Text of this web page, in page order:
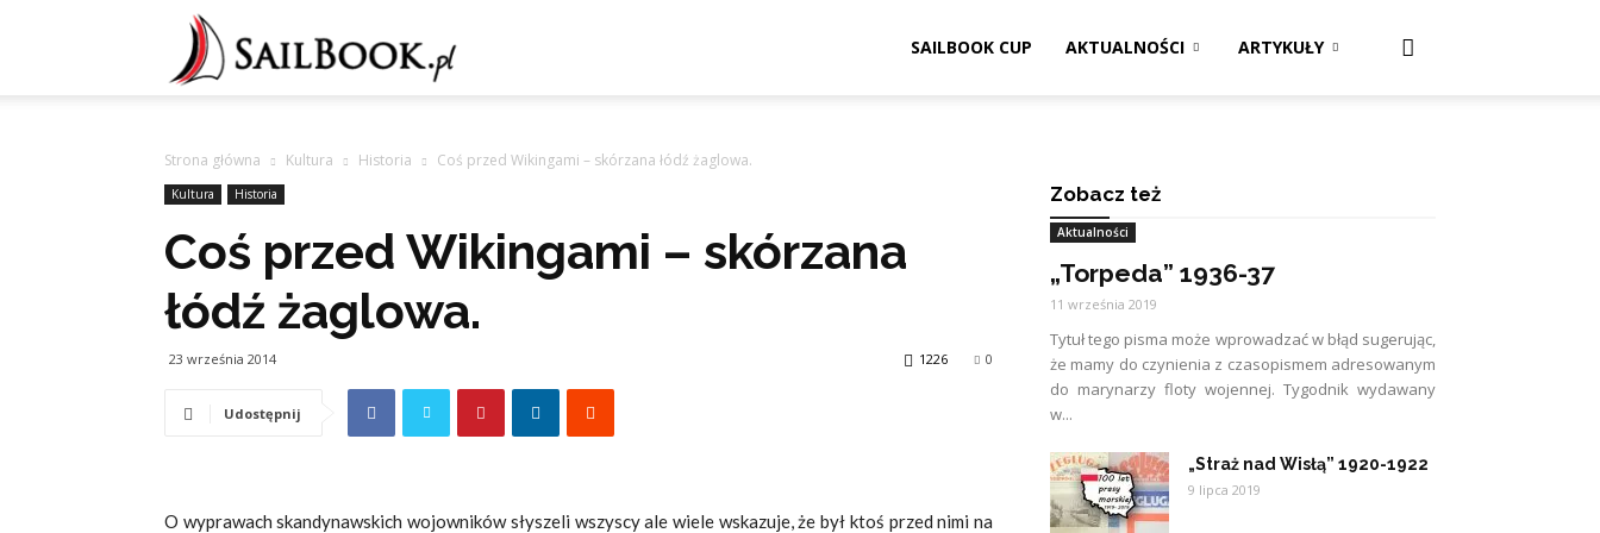
SAILBOOK CUP AKTUALNOŚCI ARTYKUŁY
Strona główna Kultura Historia Coś przed Wikingami – skórzana łódź żaglowa.
Kultura Historia
Coś przed Wikingami – skórzana
łódź żaglowa.
23 września 2014 0
1226
Udostępnij
O wyprawach skandynawskich wojowników słyszeli wszyscy ale wiele wskazuje, że był ktoś przed nimi na
Zobacz też
Aktualności
„Torpeda” 1936-37
11 września 2019
Tytuł tego pisma może wprowadzać w błąd sugerując,
że mamy do czynienia z czasopismem adresowanym
do marynarzy floty wojennej. Tygodnik wydawany
w...
„Straż nad Wisłą” 1920-1922
9 lipca 2019